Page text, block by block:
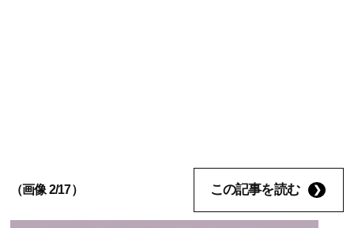
（画像 2/17） この記事を読む